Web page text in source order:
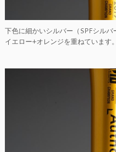
下色に細かいシルバー（SPFシル
イエロー+オレンジを重ねています。